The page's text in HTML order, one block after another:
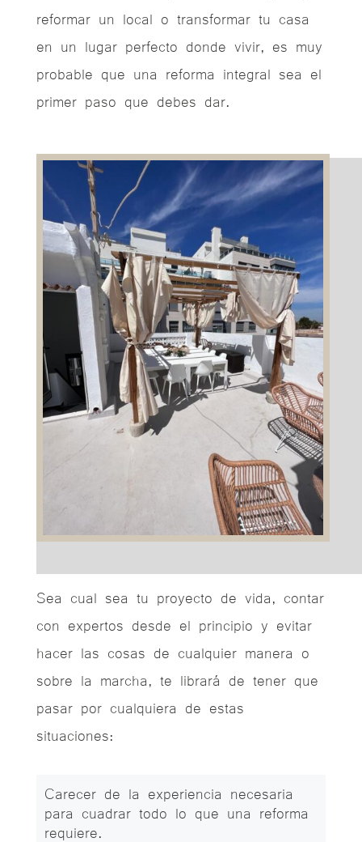
reformar un local o transformar tu casa
en un lugar perfecto donde vivir, es muy
probable que una reforma integral sea el
primer paso que debes dar.
Sea cual sea tu proyecto de vida, contar
con expertos desde el principio y evitar
hacer las cosas de cualquier manera o
sobre la marcha, te librará de tener que
pasar por cualquiera de estas
situaciones:
Carecer de la experiencia necesaria
para cuadrar todo lo que una reforma
requiere.